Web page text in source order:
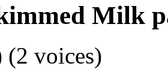
Milk
(2 voices)